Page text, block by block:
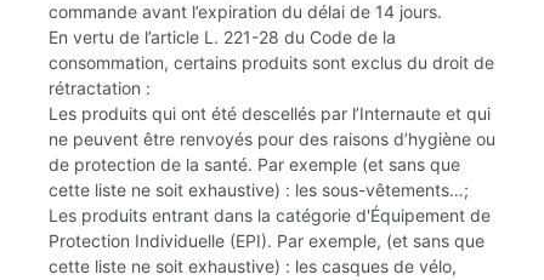
commande avant l’expiration du délai de 14 jours.
En vertu de l’article L. 221-28 du Code de la
consommation, certains produits sont exclus du droit de
rétractation :
Les produits qui ont été descellés par l’Internaute et qui
ne peuvent être renvoyés pour des raisons d’hygiène ou
de protection de la santé. Par exemple (et sans que
cette liste ne soit exhaustive) : les sous-vêtements…;
Les produits entrant dans la catégorie d'Équipement de
Protection Individuelle (EPI). Par exemple, (et sans que
cette liste ne soit exhaustive) : les casques de vélo,